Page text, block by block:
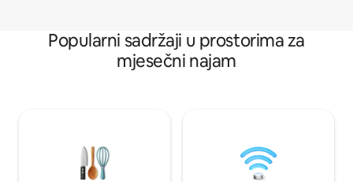
Popularni sadržaji u prostorima za
mjesečni najam